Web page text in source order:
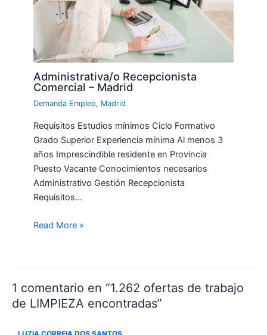
Administrativa/o Recepcionista
Comercial – Madrid
Demanda Empleo, Madrid
Requisitos Estudios mínimos Ciclo Formativo
Grado Superior Experiencia mínima Al menos 3
años Imprescindible residente en Provincia
Puesto Vacante Conocimientos necesarios
Administrativo Gestión Recepcionista
Requisitos…
Read More »
1 comentario en “1.262 ofertas de trabajo
de LIMPIEZA encontradas”